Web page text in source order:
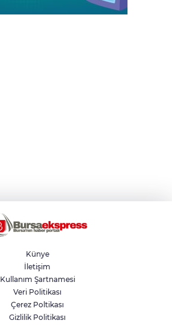
Künye
İletişim
Kullanım Şartnamesi
Veri Politikası
Çerez Poltikası
Gizlilik Politikası